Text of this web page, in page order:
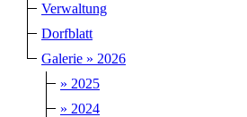
Verwaltung
Dorfblatt
Galerie » 2026
» 2025
» 2024